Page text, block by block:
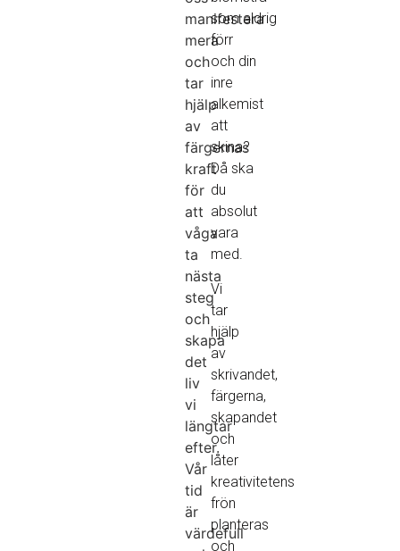
manifestera
mera
och
tar
hjälp
av
färgernas
kraft
för
att
våga
ta
nästa
steg
och
skapa
det
liv
vi
längtar
efter.
Vår
tid
är
värdefull
som aldrig
förr
och din
inre
alkemist
att
skina?
Då ska
du
absolut
vara
med.
Vi
tar
hjälp
av
skrivandet,
färgerna,
skapandet
och
låter
kreativitetens
frön
planteras
och